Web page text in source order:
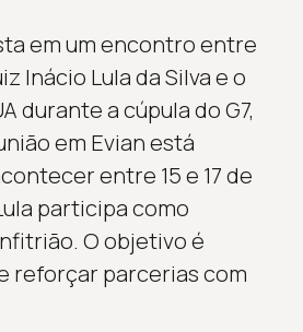
em um encontro entre
Inácio Lula da Silva e o
durante a cúpula do G7,
em Evian está
entre 15 e 17 de
participa como
O objetivo é
reforçar parcerias com